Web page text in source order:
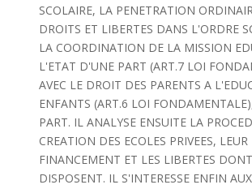
SCOLAIRE, LA PENETRATION
DROITS ET LIBERTES DANS L'ORDRE
LA COORDINATION DE LA MISSION
L'ETAT D'UNE PART (ART.7 LOI
AVEC LE DROIT DES PARENTS A
ENFANTS (ART.6 LOI
PART. IL ANALYSE ENSUITE LA
CREATION DES ECOLES PRIVEES, LEUR
FINANCEMENT ET LES LIBERTES
DISPOSENT. IL S'INTERESSE ENFIN